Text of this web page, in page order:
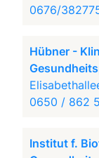
0676/
Hübner -
0650 / 862
Institut f.